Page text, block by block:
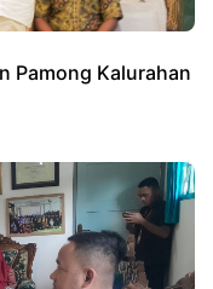
Pamong Kalurahan